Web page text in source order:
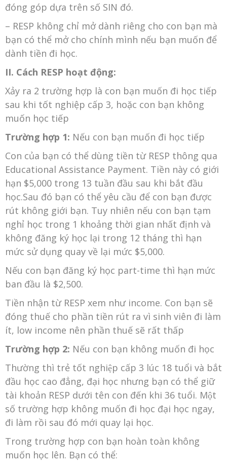
đóng góp dựa trên số SIN đó.
– RESP không chỉ mở dành riêng cho con bạn mà
bạn có thể mở cho chính mình nếu bạn muốn để
dành tiền đi học.
II. Cách RESP hoạt động:
Xảy ra 2 trường hợp là con bạn muốn đi học tiếp
sau khi tốt nghiệp cấp 3, hoặc con bạn không
muốn học tiếp
Trường hợp 1: Nếu con bạn muốn đi học tiếp
Con của bạn có thể dùng tiền từ RESP thông qua
Educational Assistance Payment. Tiền này có giới
hạn $5,000 trong 13 tuần đầu sau khi bắt đầu
học.Sau đó bạn có thể yêu cầu để con bạn được
rút không giới bạn. Tuy nhiên nếu con bạn tạm
nghỉ học trong 1 khoảng thời gian nhất định và
không đăng ký học lại trong 12 tháng thì hạn
mức sử dụng quay về lại mức $5,000.
Nếu con bạn đăng ký học part-time thì hạn mức
ban đầu là $2,500.
Tiền nhận từ RESP xem như income. Con bạn sẽ
đóng thuế cho phần tiền rút ra vì sinh viên đi làm
ít, low income nên phần thuế sẽ rất thấp
Trường hợp 2: Nếu con bạn không muốn đi học
Thường thì trẻ tốt nghiệp cấp 3 lúc 18 tuổi và bắt
đầu học cao đẳng, đại học nhưng bạn có thể giữ
tài khoản RESP dưới tên con đến khi 36 tuổi. Một
số trường hợp không muốn đi học đại học ngay,
đi làm rồi sau đó mới quay lại học.
Trong trường hợp con bạn hoàn toàn không
muốn học lên. Bạn có thể: